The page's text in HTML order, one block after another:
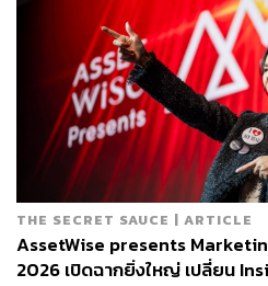
ABOUT
สรสิช ลีลานุ
Content
ผู้สนใจในกา
ลงทุนต่างปร
และเรียนรู้สิ่ง
THE SECRET SAUCE | ARTICLE
AssetWise presents
2026 เปิดฉากยิ่งใหญ่ เปลี่ยน